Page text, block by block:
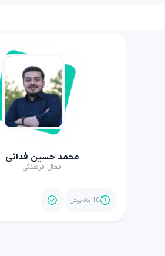
محمد حسین فدائی
فعال فرهنگی
10 ماه پیش